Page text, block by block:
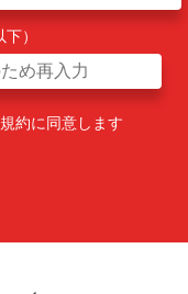
）
約に同意します